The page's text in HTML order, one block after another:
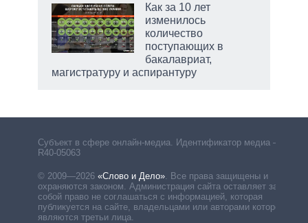
Как за 10 лет
изменилось
количество
поступающих в
бакалавриат,
магистратуру и аспирантуру
Субъект в сфере онлайн-медиа. Идентификатор медиа –
R40-05063
© 2009—2026 «Слово и Дело»
Все права защищены и
охраняются законом. Администрация сайта оставляет за
собой право не соглашаться с информацией, которая
публикуется на сайте, владельцами или авторами которой
являются третьи лица.